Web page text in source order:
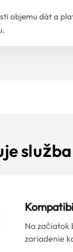
objemu dát a
Na
zariadenie